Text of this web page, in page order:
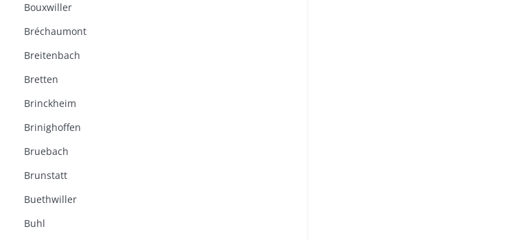
Bouxwiller
Bréchaumont
Breitenbach
Bretten
Brinckheim
Brinighoffen
Bruebach
Brunstatt
Buethwiller
Buhl